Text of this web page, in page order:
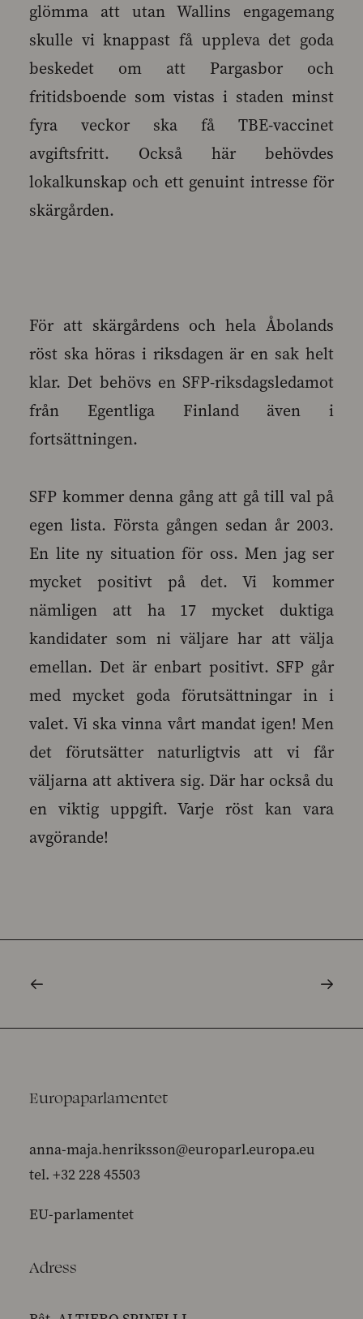
glömma att utan Wallins engagemang
skulle vi knappast få uppleva det goda
beskedet om att Pargasbor och
fritidsboende som vistas i staden minst
fyra veckor ska få TBE-vaccinet
avgiftsfritt. Också här behövdes
lokalkunskap och ett genuint intresse för
skärgården.
För att skärgårdens och hela Åbolands
röst ska höras i riksdagen är en sak helt
klar. Det behövs en SFP-riksdagsledamot
från Egentliga Finland även i
fortsättningen.
SFP kommer denna gång att gå till val på
egen lista. Första gången sedan år 2003.
En lite ny situation för oss. Men jag ser
mycket positivt på det. Vi kommer
nämligen att ha 17 mycket duktiga
kandidater som ni väljare har att välja
emellan. Det är enbart positivt. SFP går
med mycket goda förutsättningar in i
valet. Vi ska vinna vårt mandat igen! Men
det förutsätter naturligtvis att vi får
väljarna att aktivera sig. Där har också du
en viktig uppgift. Varje röst kan vara
avgörande!
Europaparlamentet
anna-maja.henriksson@europarl.europa.eu
tel. +32 228 45503
EU-parlamentet
Adress